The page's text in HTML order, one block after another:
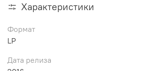
Характеристики
Формат
LP
Дата релиза